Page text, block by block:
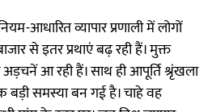
आधारित व्यापार प्रणाली में लोगों
से इतर प्रथाएं बढ़ रही हैं। मुक्त
आ रही हैं। साथ ही आपूर्ति श्रृंखला
समस्या बन गई है। चाहे वह